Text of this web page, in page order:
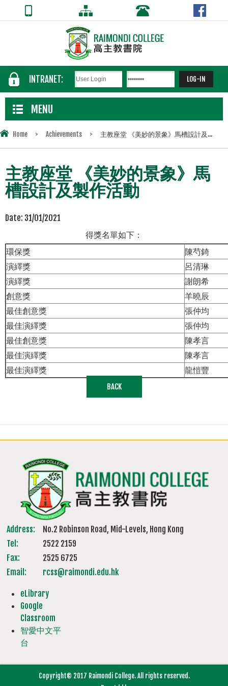
INTRANET:
MENU
Home > Achievements > 主教座堂 《美妙的景象》馬槽設計及...
主教座堂 《美妙的景象》馬
槽設計及製作活動
Date: 31/01/2021
得獎名單如下：
環保獎
陳芍錡
演繹獎
呂清琳
演繹獎
謝朗希
創意獎
羊曉辰
最佳創意獎
張仲均
最佳演繹獎
張仲均
最佳創意獎
陳孝言
最佳演繹獎
陳孝言
最佳演繹獎
龍愷豐
BACK
Address:
No.2 Robinson Road, Mid-Levels, Hong Kong
Tel:
2522 2159
Fax:
2525 6725
Email:
rcss@raimondi.edu.hk
eLibrary
Google
Classroom
智愛中文平
台
Copyright© 2017 Raimondi College. All rights reserved.